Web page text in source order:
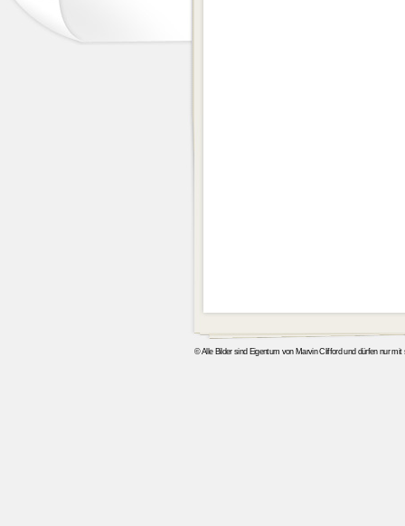
© Alle Bilder sind Eigentum von Marvin Clifford und dürfen nur